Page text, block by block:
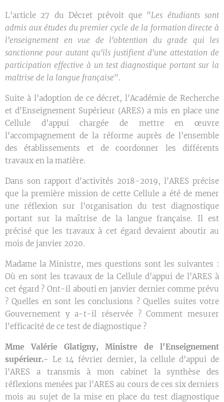
L'article 27 du Décret prévoit que "Les étudiants sont
admis aux études du premier cycle de la formation directe à
l'enseignement en vue de l'obtention du grade qui les
sanctionne pour autant qu'ils justifient d'une attestation de
participation effective à un test diagnostique portant sur la
maîtrise de la langue française".
Suite à l'adoption de ce décret, l'Académie de Recherche
et d'Enseignement Supérieur (ARES) a mis en place une
Cellule d'appui chargée de mettre en œuvre
l'accompagnement de la réforme auprès de l'ensemble
des établissements et de coordonner les différents
travaux en la matière.
Dans son rapport d'activités 2018-2019, l'ARES précise
que la première mission de cette Cellule a été de mener
une réflexion sur l'organisation du test diagnostique
portant sur la maîtrise de la langue française. Il est
précisé que les travaux à cet égard devaient aboutir au
mois de janvier 2020.
Madame la Ministre, mes questions sont les suivantes :
Où en sont les travaux de la Cellule d'appui de l'ARES à
cet égard ? Ont-il abouti en janvier dernier comme prévu
? Quelles en sont les conclusions ? Quelles suites votre
Gouvernement y a-t-il réservée ? Comment mesurer
l'efficacité de ce test de diagnostique ?
Mme Valérie Glatigny, Ministre de l'Enseignement
supérieur.- Le 14 février dernier, la cellule d'appui de
l'ARES a transmis à mon cabinet la synthèse des
réflexions menées par l'ARES au cours de ces six derniers
mois au sujet de la mise en place du test diagnostique